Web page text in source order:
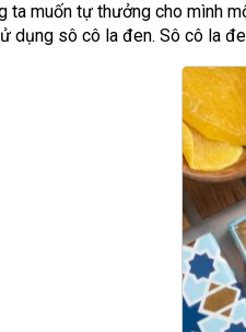
ta muốn tự thưởng cho mình
dụng sô cô la đen. Sô cô la